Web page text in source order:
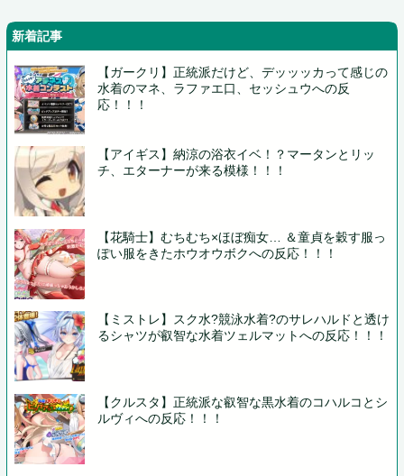
新着記事
【ガークリ】正統派だけど、デッッッカって感じの
水着のマネ、ラファエ口、セッシュウへの反
応！！！
【アイギス】納涼の浴衣イベ！？マータンとリッ
チ、エターナーが来る模様！！！
【花騎士】むちむち×ほぼ痴女… ＆童貞を穀す服っ
ぽい服をきたホウオウボクへの反応！！！
【ミストレ】スク水?競泳水着?のサレハルドと透け
るシャツが叡智な水着ツェルマットへの反応！！！
【クルスタ】正統派な叡智な黒水着のコハルコとシ
ルヴィへの反応！！！